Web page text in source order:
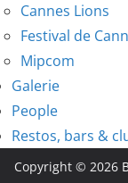
Cannes Lions
Festival de
Mipcom
Galerie
People
Restos, bars &
Copyright © 2026